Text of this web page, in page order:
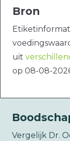
Bron
uit
op 08-08-
Vergelijk Dr.